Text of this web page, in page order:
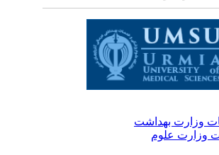
وزارت بهداشت
علوم